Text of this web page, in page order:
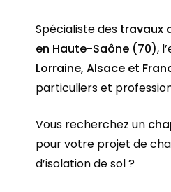
Spécialiste des travaux
en Haute-Saône (70),
Lorraine, Alsace et
particuliers et
Vous recherchez un
pour votre projet de
d’isolation de sol ?